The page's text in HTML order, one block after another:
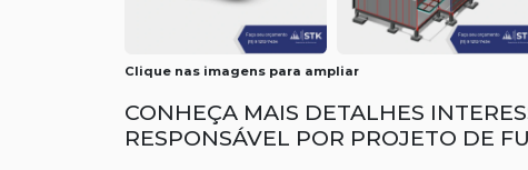
Clique nas imagens para ampliar
CONHEÇA MAIS DETALHES
RESPONSÁVEL POR PROJETO DE